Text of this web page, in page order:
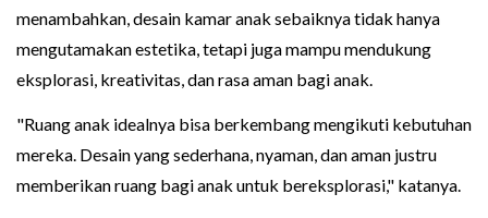
menambahkan, desain kamar anak sebaiknya tidak hanya
mengutamakan estetika, tetapi juga mampu mendukung
eksplorasi, kreativitas, dan rasa aman bagi anak.
"Ruang anak idealnya bisa berkembang mengikuti kebutuhan
mereka. Desain yang sederhana, nyaman, dan aman justru
memberikan ruang bagi anak untuk bereksplorasi," katanya.